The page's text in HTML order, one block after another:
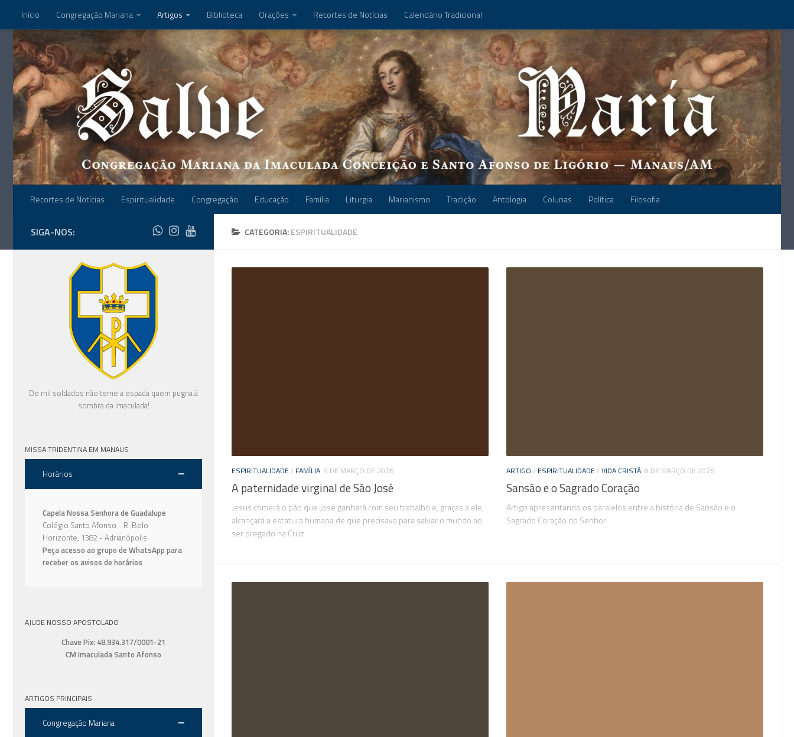
Início Congregação Mariana Artigos Biblioteca Orações Recortes de Notícias Calendário Tradicional
Recortes de Notícias Espiritualidade Congregação Educação Família Liturgia Marianismo Tradição Antologia Colunas Política Filosofia
CATEGORIA:ESPIRITUALIDADE
ESPIRITUALIDADE/ FAMÍLIA 9 DE MARÇO DE 2026
A paternidade virginal de São José
Jesus comerá o pão que José ganhará com seu trabalho e, graças a ele,
alcançará a estatura humana de que precisava para salvar o mundo ao
ser pregado na Cruz.
ARTIGO / ESPIRITUALIDADE/VIDA CRISTÃ 8 DE MARÇO DE 2026
Sansão e o Sagrado Coração
Artigo apresentando os paralelos entre a história de Sansão e o
Sagrado Coração do Senhor
SIGA-NOS:
De mil soldados não teme a espada quem pugna à
sombra da Imaculada!
MISSA TRIDENTINA EM MANAUS
Horários
Capela Nossa Senhora de Guadalupe
Colégio Santo Afonso - R. Belo
Horizonte, 1382 - Adrianópolis
Peça acesso ao grupo de WhatsApp para
receber os avisos de horários
AJUDE NOSSO APOSTOLADO
Chave Pix: 48.934.317/0001-21
CM Imaculada Santo Afonso
ARTIGOS PRINCIPAIS
Congregação Mariana